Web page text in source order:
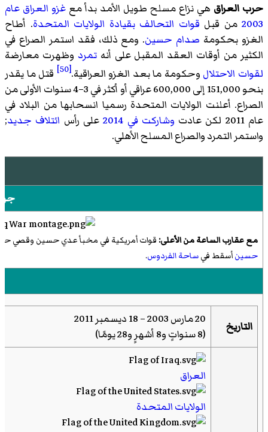
حرب العراق هي نزاع مسلح طويل الأمد بدأ مع غزو العراق عام
2003 من قبل قوات التحالف بقيادة الولايات المتحدة. أطاح
الغزو بحكومة صدام حسين. ومع ذلك، فقد استمر الصراع في
الكثير من أوقات العقد المقبل على أنهتمرد وظهرت معارضة
لقوات الاحتلال وحكومة ما بعد الغزو العراقية.[50]
قتل ما يقدر
بنحو 151,000 إلى 600,000 عراقي أو أكثر في 3–4 سنوات الأولى من
الصراع. أعلنت الولايات المتحدة رسميا انسحابها من البلاد في
عام 2011 لكن عادت
وشاركت في 2014 على رأس ائتلاف جديد;
واستمر التمرد والصراع المسلح الأهلي.
مع عقارب الساعة من الأعلى: قوات أمريكية في مخبأ عدي حسين وقصي
حسينأسقط فيساحة الفردوس.
التاريخ
20 مارس 2003 – 18 ديسمبر 2011
(8 سنواتٍ و8 أشهرٍ و28 يومًا )
العراق
الولايات المتحدة